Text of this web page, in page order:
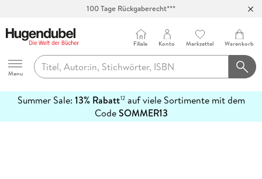
100 Tage Rückgaberecht***
Hugendubel
Menu
Filiale Konto Merkzettel Warenkorb
Summer Sale: 13% Rabatt12auf viele Sortimente mit dem
CodeSOMMER13
erfahren